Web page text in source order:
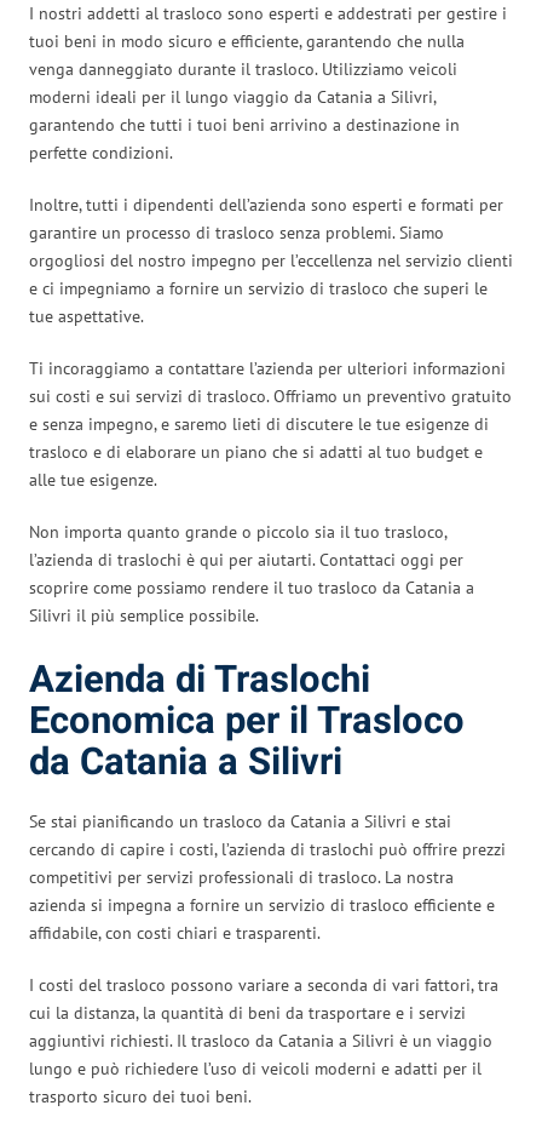
I nostri addetti al trasloco sono esperti e addestrati per gestire i
tuoi beni in modo sicuro e efficiente, garantendo che nulla
venga danneggiato durante il trasloco. Utilizziamo veicoli
moderni ideali per il lungo viaggio da Catania a Silivri,
garantendo che tutti i tuoi beni arrivino a destinazione in
perfette condizioni.
Inoltre, tutti i dipendenti dell’azienda sono esperti e formati per
garantire un processo di trasloco senza problemi. Siamo
orgogliosi del nostro impegno per l’eccellenza nel servizio clienti
e ci impegniamo a fornire un servizio di trasloco che superi le
tue aspettative.
Ti incoraggiamo a contattare l’azienda per ulteriori informazioni
sui costi e sui servizi di trasloco. Offriamo un preventivo gratuito
e senza impegno, e saremo lieti di discutere le tue esigenze di
trasloco e di elaborare un piano che si adatti al tuo budget e
alle tue esigenze.
Non importa quanto grande o piccolo sia il tuo trasloco,
l’azienda di traslochi è qui per aiutarti. Contattaci oggi per
scoprire come possiamo rendere il tuo trasloco da Catania a
Silivri il più semplice possibile.
Azienda di Traslochi
Economica per il Trasloco
da Catania a Silivri
Se stai pianificando un trasloco da Catania a Silivri e stai
cercando di capire i costi, l’azienda di traslochi può offrire prezzi
competitivi per servizi professionali di trasloco. La nostra
azienda si impegna a fornire un servizio di trasloco efficiente e
affidabile, con costi chiari e trasparenti.
I costi del trasloco possono variare a seconda di vari fattori, tra
cui la distanza, la quantità di beni da trasportare e i servizi
aggiuntivi richiesti. Il trasloco da Catania a Silivri è un viaggio
lungo e può richiedere l’uso di veicoli moderni e adatti per il
trasporto sicuro dei tuoi beni.